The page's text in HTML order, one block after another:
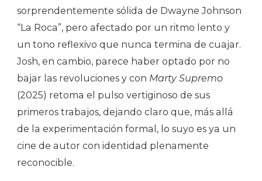
sorprendentemente sólida de Dwayne Johnson
“La Roca”, pero afectado por un ritmo lento y
un tono reflexivo que nunca termina de cuajar.
Josh, en cambio, parece haber optado por no
bajar las revoluciones y con Marty Supremo
(2025) retoma el pulso vertiginoso de sus
primeros trabajos, dejando claro que, más allá
de la experimentación formal, lo suyo es ya un
cine de autor con identidad plenamente
reconocible.